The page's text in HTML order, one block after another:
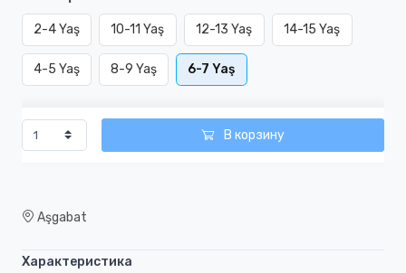
2-4 Yaş 10-11 Yaş 12-13 Yaş 14-15 Yaş
4-5 Yaş 8-9 Yaş 6-7 Yaş
В корзину
Aşgabat
Характеристика